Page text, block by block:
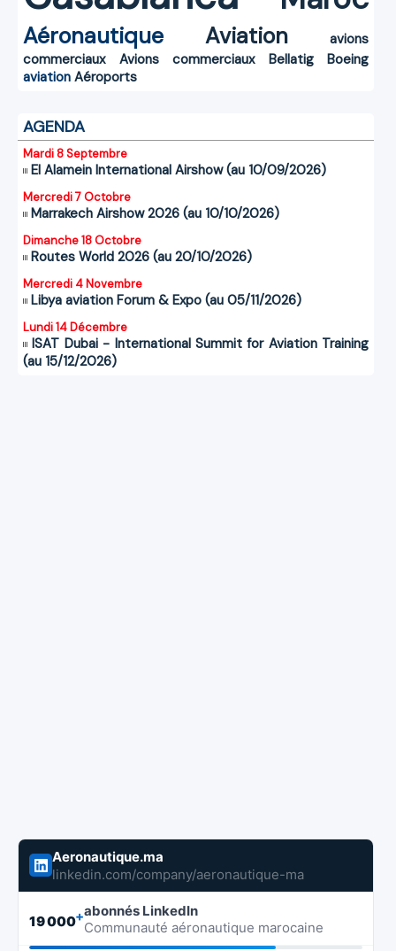
Aéronautique Aviation
avions
commerciaux
Avions commerciaux Bellatig
Boeing
aviation Aéroports
AGENDA
Mardi 8 Septembre
El Alamein International Airshow (au 10/09/2026)
Mercredi 7 Octobre
Marrakech Airshow 2026 (au 10/10/2026)
Dimanche 18 Octobre
Routes World 2026 (au 20/10/2026)
Mercredi 4 Novembre
Libya aviation Forum & Expo (au 05/11/2026)
Lundi 14 Décembre
ISAT Dubai - International Summit for Aviation Training
(au 15/12/2026)
Aeronautique.ma
linkedin.com/company/aeronautique-ma
19 000+abonnés LinkedIn
Communauté aéronautique marocaine